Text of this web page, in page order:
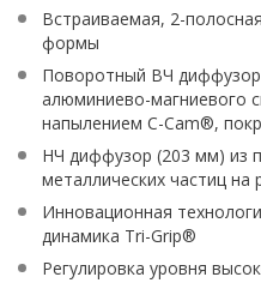
Встраиваемая, 2-
формы
Поворотный ВЧ
алюминиево-магниевого
напылением C-Cam®,
НЧ диффузор (203 мм) из
металлических частиц
Инновационная
динамика Tri-Grip®
Регулировка уровня